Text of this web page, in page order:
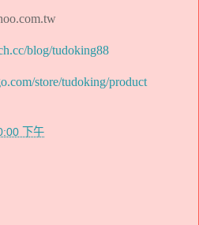
blog/tudoking88
store/tudoking/product
下午